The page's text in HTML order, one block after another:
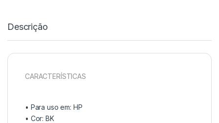
Descrição
CARACTERÍSTICAS
• Para uso em: HP
• Cor: BK